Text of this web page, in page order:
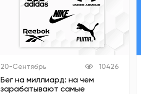
20-Сентябрь 10426
Бег на миллиард: на чем
зарабатывают самые